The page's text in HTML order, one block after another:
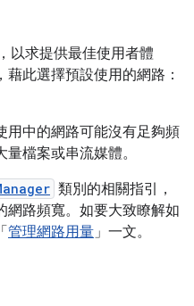
以求提供最佳使用者體
此選擇預設使用的網路：
用中的網路可能沒有足夠頻
檔案或串流媒體。
類別的相關指引，
網路頻寬。如要大致瞭解如
管理網路用量」一文。